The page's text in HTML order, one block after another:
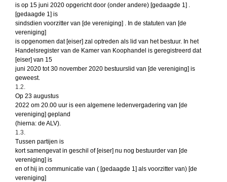
is op 15 juni 2020 opgericht door (onder andere) [gedaagde 1] .
[gedaagde 1] is
sindsdien voorzitter van [de vereniging] . In de statuten van [de
vereniging]
is opgenomen dat [eiser] zal optreden als lid van het bestuur. In het
Handelsregister van de Kamer van Koophandel is geregistreerd dat
[eiser] van 15
juni 2020 tot 30 november 2020 bestuurslid van [de vereniging] is
geweest.
1.2.
Op 23 augustus
2022 om 20.00 uur is een algemene ledenvergadering van [de
vereniging] gepland
(hierna: de ALV).
1.3.
Tussen partijen is
kort samengevat in geschil of [eiser] nu nog bestuurder van [de
vereniging] is
en of hij in communicatie van ( [gedaagde 1] als voorzitter van) [de
vereniging]